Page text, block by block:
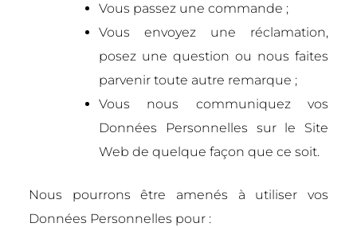
Vous passez une commande ;
Vous envoyez une réclamation,
posez une question ou nous faites
parvenir toute autre remarque ;
Vous nous communiquez vos
Données Personnelles sur le Site
Web de quelque façon que ce soit.
Nous pourrons être amenés à utiliser vos
Données Personnelles pour :